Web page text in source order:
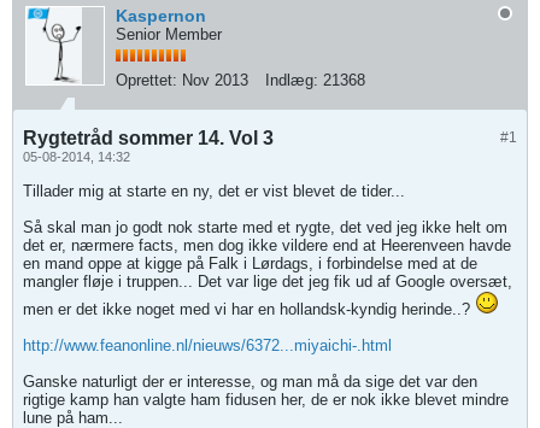
Kaspernon
Senior Member
Oprettet: Nov 2013 Indlæg: 21368
#1
Rygtetråd sommer 14. Vol 3
05-08-2014, 14:32
Tillader mig at starte en ny, det er vist blevet de tider...
Så skal man jo godt nok starte med et rygte, det ved jeg ikke helt om
det er, nærmere facts, men dog ikke vildere end at Heerenveen havde
en mand oppe at kigge på Falk i Lørdags, i forbindelse med at de
mangler fløje i truppen... Det var lige det jeg fik ud af Google oversæt,
men er det ikke noget med vi har en hollandsk-kyndig herinde..?
http://www.feanonline.nl/nieuws/6372...miyaichi-.html
Ganske naturligt der er interesse, og man må da sige det var den
rigtige kamp han valgte ham fidusen her, de er nok ikke blevet mindre
lune på ham...